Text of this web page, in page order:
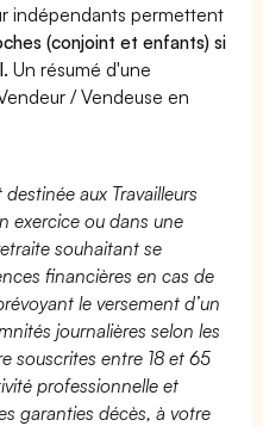
indépendants permettent
(conjoint et enfants) si
Un résumé d'une
/ Vendeuse en
aux Travailleurs
exercice ou dans une
souhaitant se
financières en cas de
le versement d’un
journalières selon les
souscrites entre 18 et 65
professionnelle et
garanties décès, à votre